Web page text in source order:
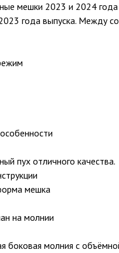
мешки 2023 и 2024 года
года выпуска. Между
пух отличного качества.
мешка
на молнии
боковая молния с